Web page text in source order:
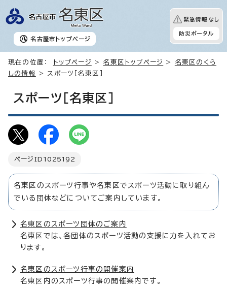
名古屋市 トップページ
緊急情報なし
防災ポータル
現在の位置： トップページ > 名東区トップページ > 名東区のくら
しの情報
> スポーツ［名東区］
スポーツ［名東区］
ページID 1025192
名東区のスポーツ行事や名東区でスポーツ活動に取り組ん
でいる団体などについてご案内しています。
名東区のスポーツ団体のご案内
名東区では、各団体のスポーツ活動の支援に力を入れてお
ります。
名東区のスポーツ行事の開催案内
名東区内のスポーツ行事の開催案内です。